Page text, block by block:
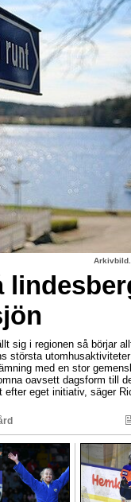
sig i regionen så börjar
största
med en stor
oavsett dagsform till
eget initiativ, säger